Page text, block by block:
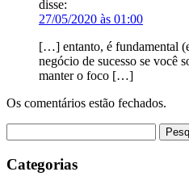
disse:
27/05/2020 às 01:00
[…] entanto, é fundamental
negócio de sucesso se você
manter o foco […]
Os comentários estão fechados.
por:
Categorias